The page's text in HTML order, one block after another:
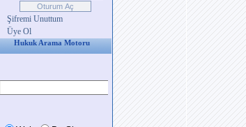
Şifremi Unuttum
Üye Ol
Hukuk Arama Motoru